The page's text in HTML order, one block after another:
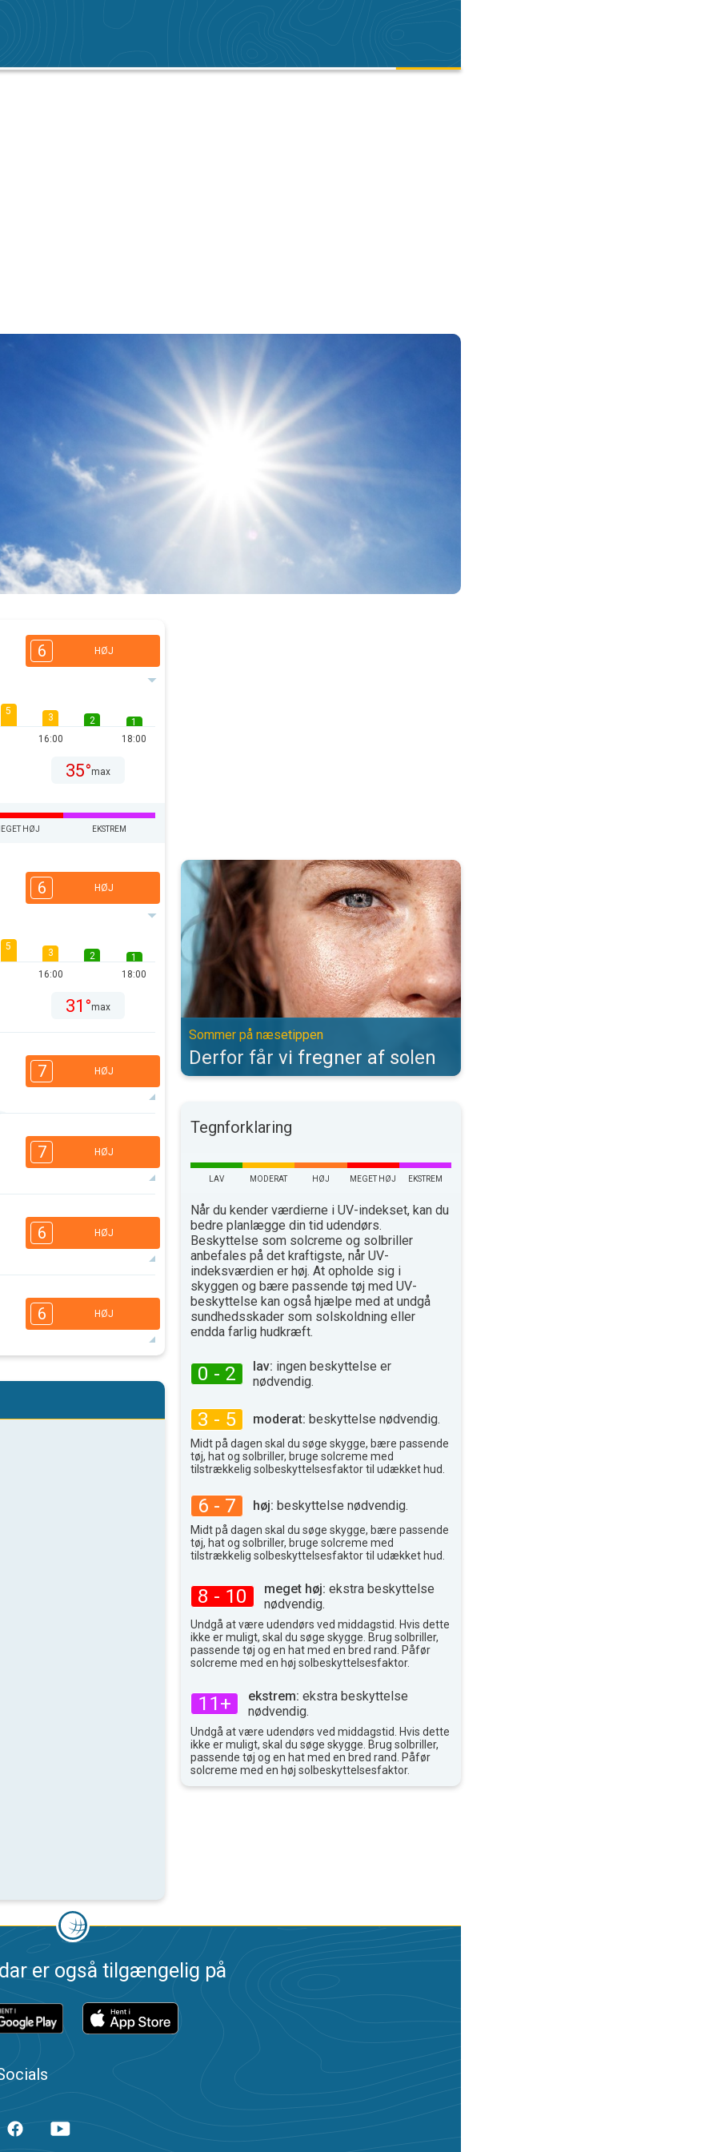
6 HØJ
5
3
16:00
2
1
18:00
35°max
HØJ EKSTREM
6 HØJ
5
3
16:00
2
1
18:00
31°max
7 HØJ
3
16:00
32°max
7 HØJ
3
16:00
35°max
6 HØJ
3
16:00
36°
6 HØJ
3
2
1
Derfor får vi fregner af solen. Sommer på næsetippen. . .
Sommer på næsetippen
Derfor får vi fregner af solen
Tegnforklaring
LAV MODERAT HØJ MEGET HØJ EKSTREM
Når du kender værdierne i UV-indekset, kan du
bedre planlægge din tid udendørs.
Beskyttelse som solcreme og solbriller
anbefales på det kraftigste, når UV-
indeksværdien er høj. At opholde sig i
skyggen og bære passende tøj med UV-
beskyttelse kan også hjælpe med at undgå
sundhedsskader som solskoldning eller
endda farlig hudkræft.
0 - 2 lav: ingen beskyttelse er
nødvendig.
3 - 5 moderat: beskyttelse nødvendig.
Midt på dagen skal du søge skygge, bære passende
tøj, hat og solbriller, bruge solcreme med
tilstrækkelig solbeskyttelsesfaktor til udækket hud.
6 - 7 høj: beskyttelse nødvendig.
Midt på dagen skal du søge skygge, bære passende
tøj, hat og solbriller, bruge solcreme med
tilstrækkelig solbeskyttelsesfaktor til udækket hud.
8 - 10 meget høj: ekstra beskyttelse
nødvendig.
Undgå at være udendørs ved middagstid. Hvis dette
ikke er muligt, skal du søge skygge. Brug solbriller,
passende tøj og en hat med en bred rand. Påfør
solcreme med en høj solbeskyttelsesfaktor.
11+ ekstrem: ekstra beskyttelse
nødvendig.
Undgå at være udendørs ved middagstid. Hvis dette
ikke er muligt, skal du søge skygge. Brug solbriller,
passende tøj og en hat med en bred rand. Påfør
solcreme med en høj solbeskyttelsesfaktor.
er også tilgængelig på